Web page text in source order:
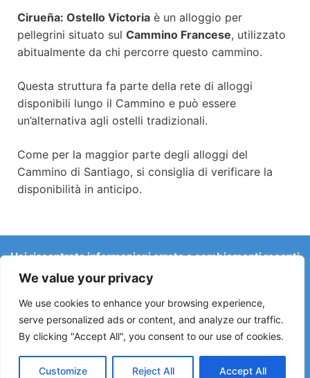
We value your privacy
We use cookies to enhance your browsing experience,
serve personalized ads or content, and analyze our traffic.
By clicking "Accept All", you consent to our use of cookies.
Customize Reject All Accept All
Cirueña: Ostello Victoria è un alloggio per
pellegrini situato sul Cammino Francese, utilizzato
abitualmente da chi percorre questo cammino.
Questa struttura fa parte della rete di alloggi
disponibili lungo il Cammino e può essere
un’alternativa agli ostelli tradizionali.
Come per la maggior parte degli alloggi del
Cammino di Santiago, si consiglia di verificare la
disponibilità in anticipo.
Hai riscontrato informazioni errate o cambiamenti recenti
Le segnalazioni su ostelli chiusi, allagamenti, deviazioni,
lavori stradali o altri cambiamenti aiutano a mantenere la
guida aggiornata.
Se possibile, indica la tappa corrispondente.